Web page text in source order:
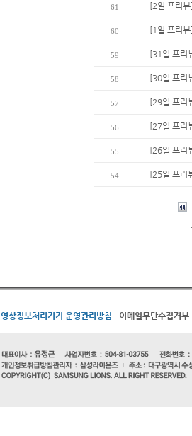
61 [2일 프리
60 [1일 프리
59 [31일 프리
58 [30일 프리
57 [29일 프리
56 [27일 프리
55 [26일 프리
54 [25일 프리
영상정보처리기기 운영관리방침 이메일무단수집거부